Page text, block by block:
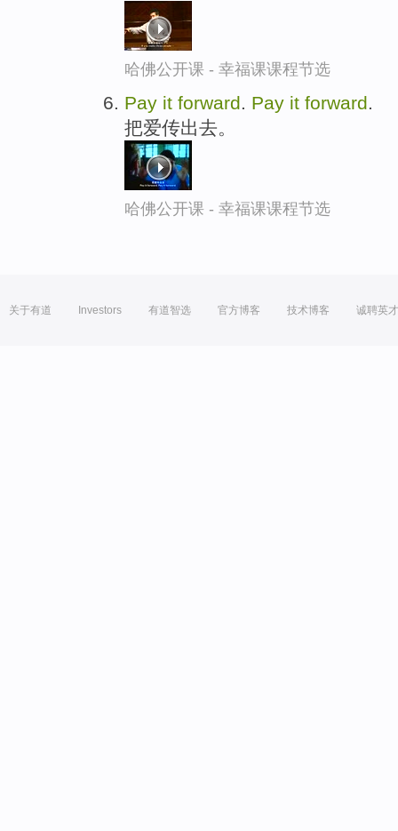
哈佛公开课 - 幸福课课程节选
Pay it forward. Pay it forward.
把爱传出去。
哈佛公开课 - 幸福课课程节选
关于有道 Investors 有道智选 官方博客 技术博客 诚聘英才